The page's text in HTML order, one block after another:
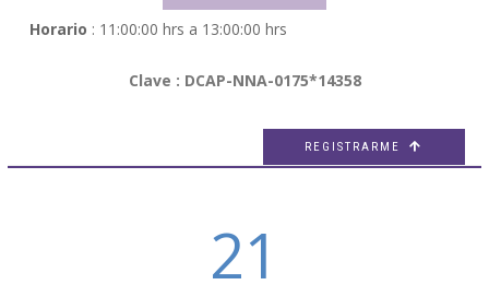
Horario : 11:00:00 hrs a 13:00:00 hrs
Clave : DCAP-NNA-0175*14358
REGISTRARME 
21